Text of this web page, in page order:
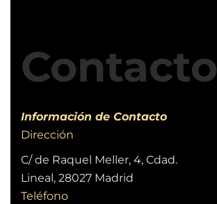
Contacto
Información de Contacto
Dirección
C/ de Raquel Meller, 4, Cdad.
Lineal, 28027 Madrid
Teléfono